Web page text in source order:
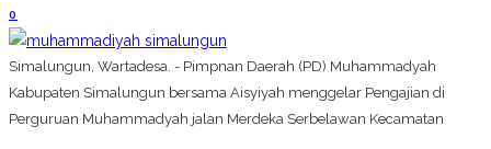
0
Simalungun, Wartadesa. - Pimpnan Daerah (PD) Muhammadyah
Kabupaten Simalungun bersama Aisyiyah menggelar Pengajian di
Perguruan Muhammadyah jalan Merdeka Serbelawan Kecamatan